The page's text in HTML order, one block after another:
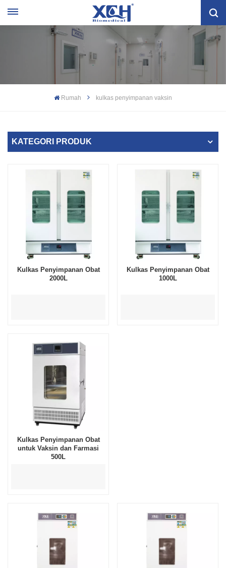
Rumah kulkas penyimpanan vaksin
KATEGORI PRODUK
Kulkas Penyimpanan Obat
2000L
Kulkas Penyimpanan Obat
1000L
Kulkas Penyimpanan Obat
untuk Vaksin dan Farmasi
500L